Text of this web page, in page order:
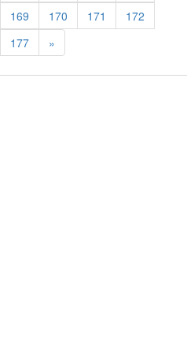
169 170 171
172
177 »